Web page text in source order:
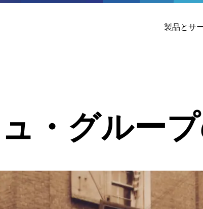
製品とサ
・グルー